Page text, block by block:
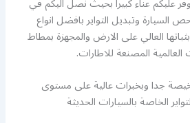
وتبديل التواير بافضل انواع
بثباتها العالي على الارض والمجهزة بمطاط
المصنعة للاطارات.
جدا وبخبرات عالية على مستوى
الخاصة بالسيارات الحديثة